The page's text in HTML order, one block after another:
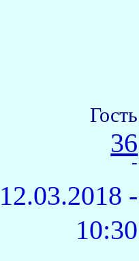
Гость
36
-
12.03.2018 -
10:30